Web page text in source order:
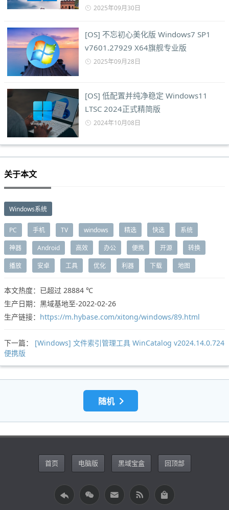
2025年09月30日
[OS] 不忘初心美化版 Windows7 SP1
v7601.27929 X64旗舰专业版
2025年09月28日
[OS] 低配置并纯净稳定 Windows11
LTSC 2024正式精简版
2024年10月08日
关于本文
Windows系统
PC 手机 TV windows 精选 快选 系统
神器 Android 高效 办公 便携 开源 转换
播放 安卓 工具 优化 利器 下载 地图
本文热度：已超过 28884 ℃
生产日期：黑域基地至-2022-02-26
生产链接： https://m.hybase.com/xitong/windows/89.html
下一篇：
[Windows] 文件索引管理工具 WinCatalog v2024.14.0.724
便携版
随机
首页 电脑版 黑域宝盒 回顶部